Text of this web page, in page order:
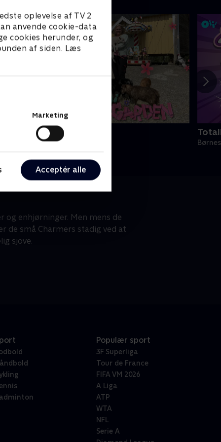
oplevelse af TV 2
anvende cookie-data
cookies herunder, og
af siden. Læs
Marketing
Acceptér alle
Oiii-Gården
• 3 sæsoner
og enhjørninger. Men mens de
de små Charmers stadig ved at
sjove.
Populær sport
3F Superliga
Tour de France
FIFA VM 2026
A Liga
ATP
WTA
NFL
Serie A